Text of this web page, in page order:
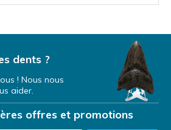
Par Niels Cox
Une dent de mégalodon comme
investissement
ParNIels Cox
dents ?
! Nous nous
aider.
offres et promotions